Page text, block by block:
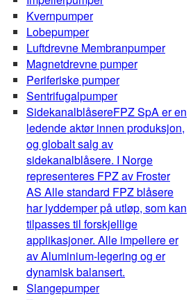
Kvernpumper
Lobepumper
Luftdrevne Membranpumper
Magnetdrevne pumper
Periferiske pumper
Sentrifugalpumper
SidekanalblåsereFPZ SpA er en
ledende aktør innen produksjon,
og globalt salg av
sidekanalblåsere. I Norge
representeres FPZ av Froster
AS Alle standard FPZ blåsere
har lyddemper på utløp, som kan
tilpasses til forskjellige
applikasjoner. Alle impellere er
av Aluminium-legering og er
dynamisk balansert.
Slangepumper